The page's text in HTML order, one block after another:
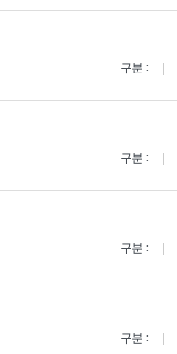
구분 :
구분 :
구분 :
구분 :